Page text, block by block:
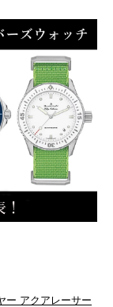
ー アクアレーサー